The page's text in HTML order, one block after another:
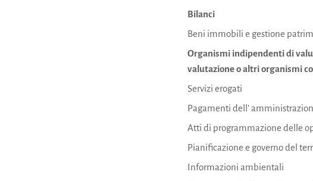
Bilanci
Beni immobili e gestione
Organismi indipendenti di
valutazione o altri organismi
Servizi erogati
Pagamenti dell'
Atti di programmazione delle
Pianificazione e governo del
Informazioni ambientali